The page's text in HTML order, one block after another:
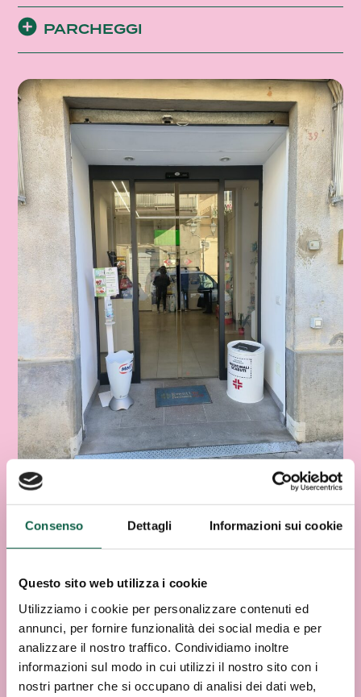
Consenso Dettagli Informazioni sui cookie
Questo sito web utilizza i cookie
Utilizziamo i cookie per personalizzare contenuti ed
annunci, per fornire funzionalità dei social media e per
analizzare il nostro traffico. Condividiamo inoltre
informazioni sul modo in cui utilizzi il nostro sito con i
nostri partner che si occupano di analisi dei dati web,
PARCHEGGI